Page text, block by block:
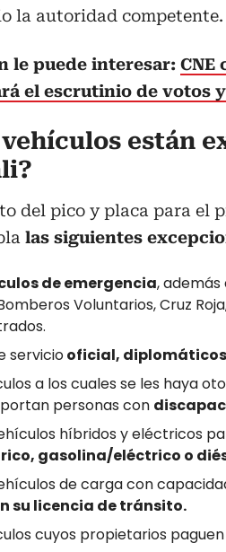
la autoridad competente.
le puede interesar: CNE
el escrutinio de votos
vehículos están
del pico y placa para el
las siguientes
de emergencia,
Voluntarios, Cruz
serviciooficial,
a los cuales se les haya
personas con
híbridos y eléctricos
gasolina/eléctrico o
de carga con
su licencia de tránsito.
cuyos propietarios